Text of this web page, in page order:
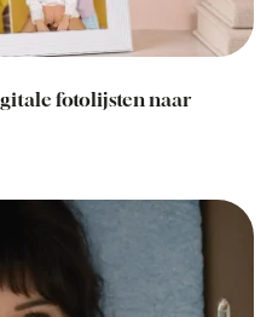
fotolijsten naar